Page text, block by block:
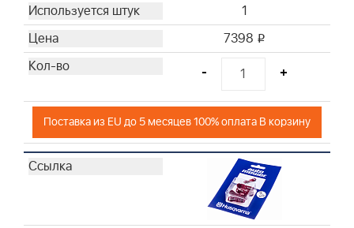
1
7398 i
- +
Поставка из EU до 5 месяцев 100% оплата В корзину